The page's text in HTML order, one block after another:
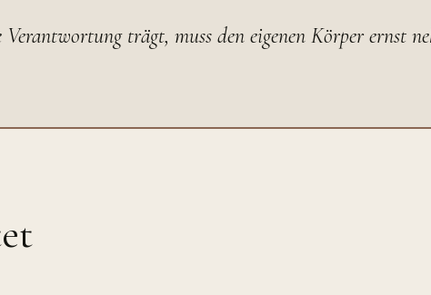
Verantwortung trägt, muss den eigenen Körper ernst